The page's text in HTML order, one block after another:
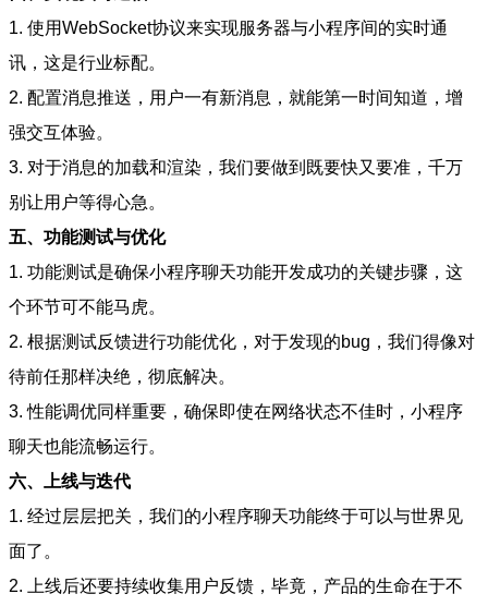
1. 使用WebSocket协议来实现服务器与小程序间的实时通
讯，这是行业标配。
2. 配置消息推送，用户一有新消息，就能第一时间知道，增
强交互体验。
3. 对于消息的加载和渲染，我们要做到既要快又要准，千万
别让用户等得心急。
五、功能测试与优化
1. 功能测试是确保小程序聊天功能开发成功的关键步骤，这
个环节可不能马虎。
2. 根据测试反馈进行功能优化，对于发现的bug，我们得像对
待前任那样决绝，彻底解决。
3. 性能调优同样重要，确保即使在网络状态不佳时，小程序
聊天也能流畅运行。
六、上线与迭代
1. 经过层层把关，我们的小程序聊天功能终于可以与世界见
面了。
2. 上线后还要持续收集用户反馈，毕竟，产品的生命在于不